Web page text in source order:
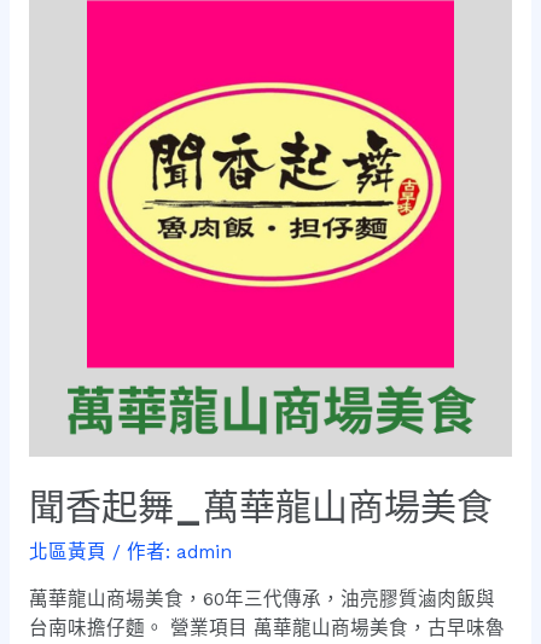
聞香起舞_萬華龍山商場美食
北區黃頁 / 作者: admin
萬華龍山商場美食，60年三代傳承，油亮膠質滷肉飯與
台南味擔仔麵。 營業項目 萬華龍山商場美食，古早味魯